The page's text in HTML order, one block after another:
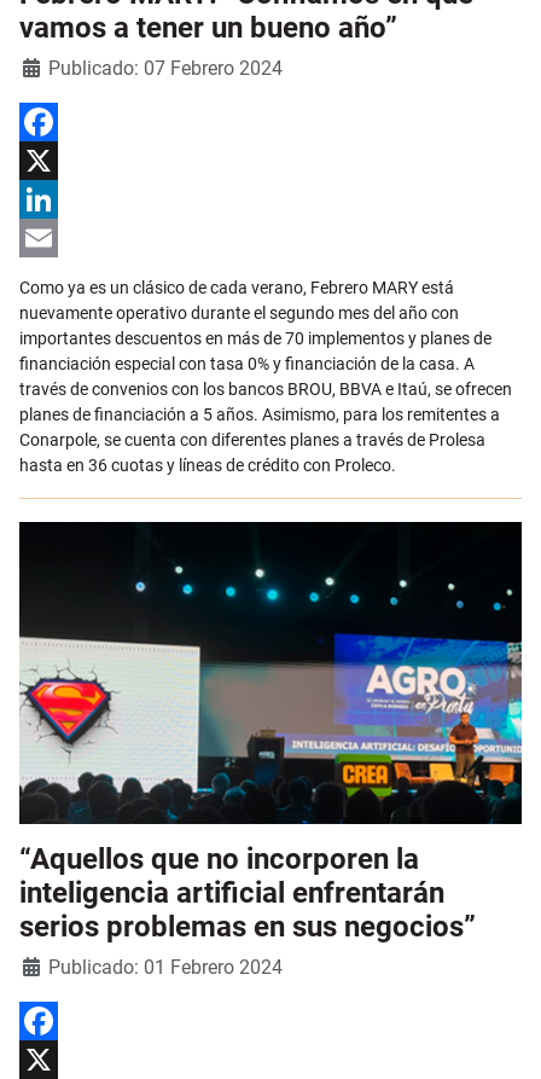
vamos a tener un bueno año”
DetallesPublicado: 07 Febrero 2024
Facebook
X
LinkedIn
Como ya es un clásico de cada verano, Febrero MARY está
nuevamente operativo durante el segundo mes del año con
importantes descuentos en más de 70 implementos y planes de
financiación especial con tasa 0% y financiación de la casa. A
través de convenios con los bancos BROU, BBVA e Itaú, se ofrecen
planes de financiación a 5 años. Asimismo, para los remitentes a
Conarpole, se cuenta con diferentes planes a través de Prolesa
hasta en 36 cuotas y líneas de crédito con Proleco.
“Aquellos que no incorporen la
inteligencia artificial enfrentarán
serios problemas en sus negocios”
DetallesPublicado: 01 Febrero 2024
Facebook